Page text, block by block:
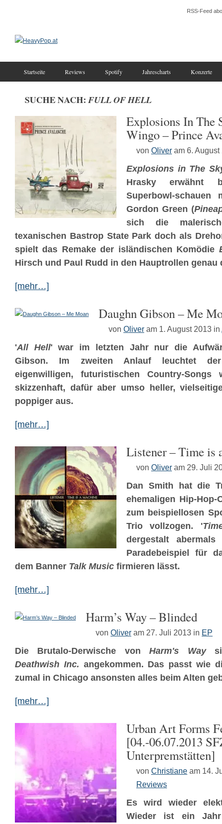
RSS-Feed
Startseite Reviews Spotify Jahrescharts Konzerte
SUCHE NACH: FULL OF HELL
Explosions In The
Wingo – Prince
von Oliver am 6. August
Explosions in The
Hrasky erwähnt
Superbowl-schauen
Gordon Green (
sich die
texanischen Bastrop State Park doch als
spielt das Remake der isländischen Komödie
Hirsch und Paul Rudd in den Hauptrollen genau
[mehr…]
Daughn Gibson – Me
von Oliver am 1. August 2013 in
'All Hell' war im letzten Jahr nur die
Gibson. Im zweiten Anlauf leuchtet
eigenwilligen, futuristischen Country-
skizzenhaft, dafür aber umso heller,
poppiger aus.
[mehr…]
Listener – Time is
von Oliver am 29. Juli
Dan Smith hat die
ehemaligen Hip-Hop-
zum beispiellosen
Trio vollzogen. '
dergestalt
Paradebeispiel für
dem Banner Talk Music firmieren lässt.
[mehr…]
Harm’s Way – Blinded
von Oliver am 27. Juli 2013 in EP
Die Brutalo-Derwische vonHarm's Way
Deathwish Inc. angekommen. Das passt wie
zumal in Chicago ansonsten alles beim Alten
[mehr…]
Urban Art Forms
[04.-06.07.2013
Unterpremstätten]
von Christiane am 14.
Reviews
Es wird wieder
Wieder ist ein Jahr